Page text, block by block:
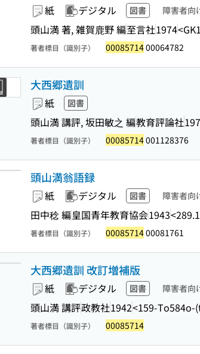
紙 デジタル 図書 障害者向
頭山満 著, 雑賀鹿野 編至言社1974
著者標目（識別子） 0008571400064782
大西郷遺訓
紙 図書
頭山満 講評, 坂田敏之 編教育評論社
著者標目（識別子） 00085714001128376
頭山満翁語録
紙 デジタル 図書 障害者向
田中稔 編皇国青年教育協会1943
著者標目（識別子） 0008571400081761
大西郷遺訓 改訂増補版
紙 デジタル 図書 障害者向
頭山満 講評政教社1942<159-To584o-
著者標目（識別子） 00085714